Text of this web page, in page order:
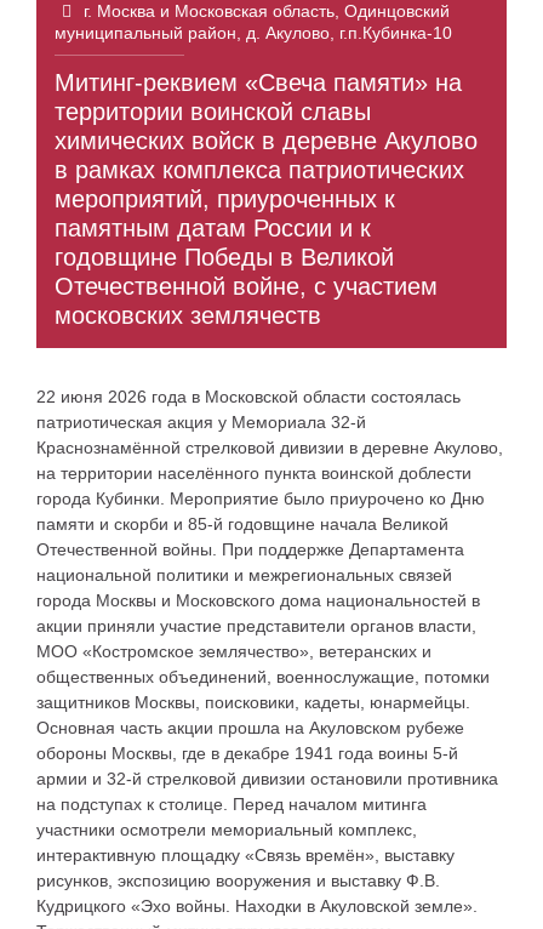
г. Москва и Московская область, Одинцовский
муниципальный район, д. Акулово, г.п.Кубинка-10
Митинг-реквием «Свеча памяти» на
территории воинской славы
химических войск в деревне Акулово
в рамках комплекса патриотических
мероприятий, приуроченных к
памятным датам России и к
годовщине Победы в Великой
Отечественной войне, с участием
московских землячеств
22 июня 2026 года в Московской области состоялась
патриотическая акция у Мемориала 32-й
Краснознамённой стрелковой дивизии в деревне Акулово,
на территории населённого пункта воинской доблести
города Кубинки. Мероприятие было приурочено ко Дню
памяти и скорби и 85-й годовщине начала Великой
Отечественной войны. При поддержке Департамента
национальной политики и межрегиональных связей
города Москвы и Московского дома национальностей в
акции приняли участие представители органов власти,
МОО «Костромское землячество», ветеранских и
общественных объединений, военнослужащие, потомки
защитников Москвы, поисковики, кадеты, юнармейцы.
Основная часть акции прошла на Акуловском рубеже
обороны Москвы, где в декабре 1941 года воины 5-й
армии и 32-й стрелковой дивизии остановили противника
на подступах к столице. Перед началом митинга
участники осмотрели мемориальный комплекс,
интерактивную площадку «Связь времён», выставку
рисунков, экспозицию вооружения и выставку Ф.В.
Кудрицкого «Эхо войны. Находки в Акуловской земле».